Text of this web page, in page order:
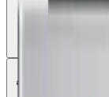
ฉันสามารถเข้าสู่